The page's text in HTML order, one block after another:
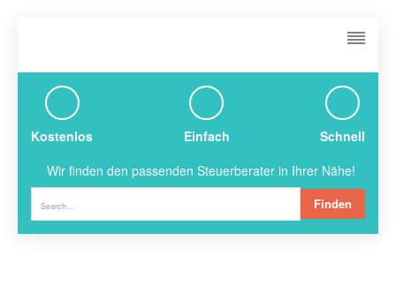
Kostenlos Einfach
Schnell
Wir finden den passenden Steuerberater in Ihrer Nähe!
Finden